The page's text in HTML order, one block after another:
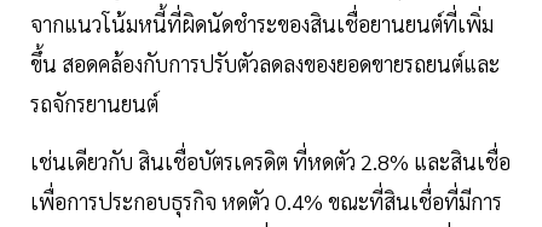
จากแนวโน้มหนี้ที่ผิดนัดชำระของสินเชื่อยานยนต์ที่เพิ่ม
ขึ้น สอดคล้องกับการปรับตัวลดลงของยอดขายรถยนต์และ
รถจักรยานยนต์
เช่นเดียวกับ สินเชื่อบัตรเครดิต ที่หดตัว 2.8% และสินเชื่อ
เพื่อการประกอบธุรกิจ หดตัว 0.4% ขณะที่สินเชื่อที่มีการ